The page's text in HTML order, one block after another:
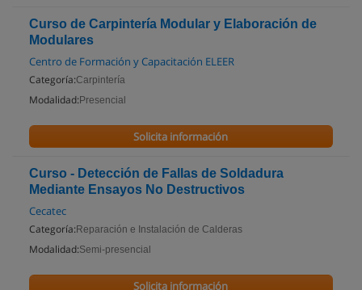
Curso de Carpintería Modular y Elaboración de
Modulares
Centro de Formación y Capacitación ELEER
Categoría:Carpintería
Modalidad: Presencial
Solicita información
Curso - Detección de Fallas de Soldadura
Mediante Ensayos No Destructivos
Cecatec
Categoría: Reparación e Instalación de Calderas
Modalidad:Semi-presencial
Solicita información